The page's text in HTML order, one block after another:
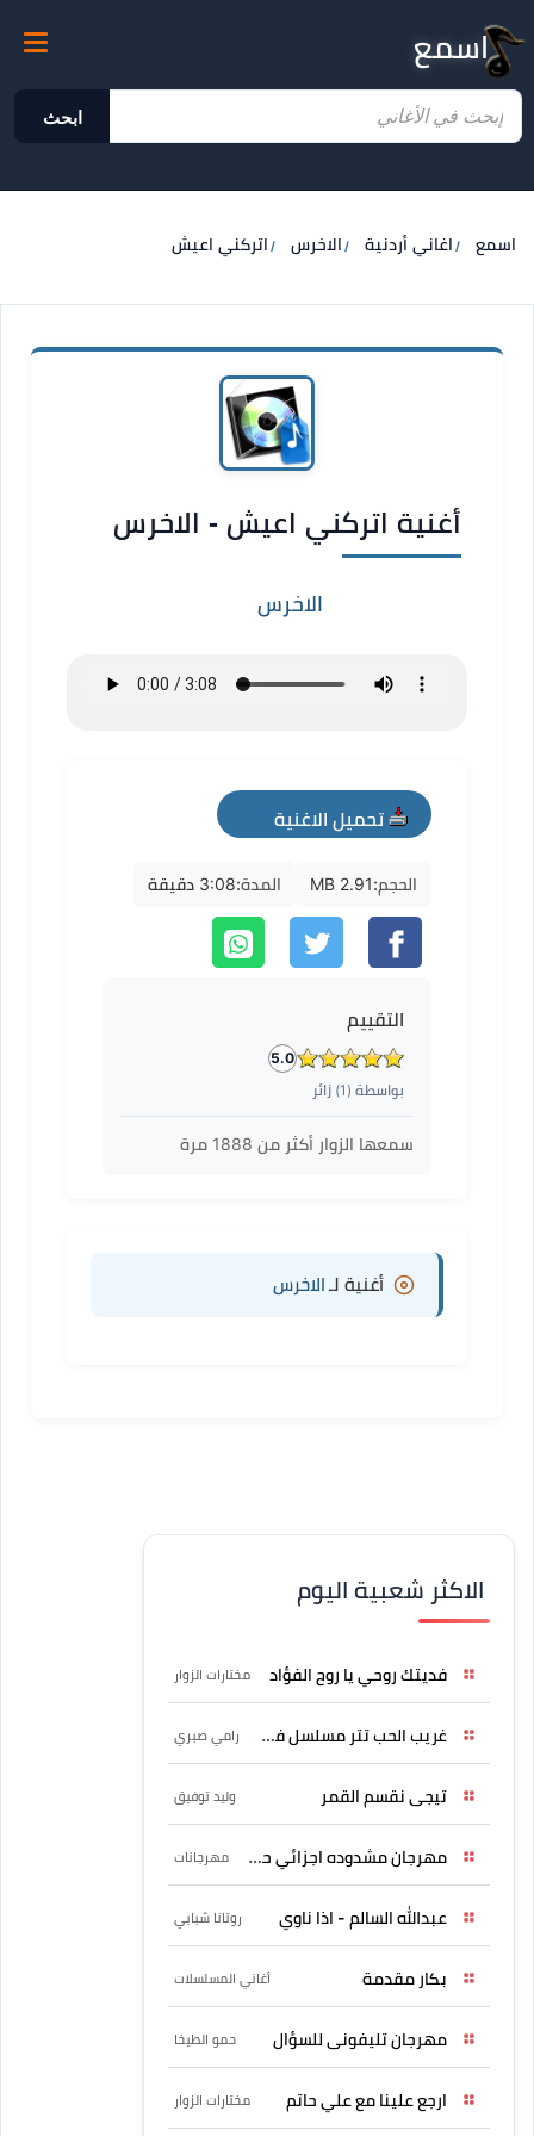
اسمع
ابحث
اسمع اغاني أردنية الاخرس اتركني اعيش
أغنية اتركني اعيش - الاخرس
الاخرس
تحميل الاغنية
mp3
الحجم:2.91 MB المدة:3:08 دقيقة
التقييم
5.0
بواسطة ( 1) زائر
سمعها الزوار أكثر من 1888 مرة
أغنية لـ الاخرس
الاكثر شعبية اليوم
فديتك روحي يا روح الفؤاد مختارات الزوار
غريب الحب تتر مسلسل فرصة رامي صبري
تيجى نقسم القمر وليد توفيق
مهرجان مشدوده اجزائي حربونى مهرجانات
عبدالله السالم - اذا ناوي روتانا شبابي
بكار مقدمة أغاني المسلسلات
مهرجان تليفونى للسؤال حمو الطيخا
ارجع علينا مع علي حاتم مختارات الزوار